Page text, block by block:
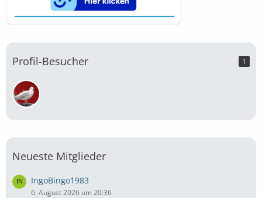
Profil-Besucher 1
Neueste Mitglieder
IngoBingo1983
6. August 2026 um 20:36